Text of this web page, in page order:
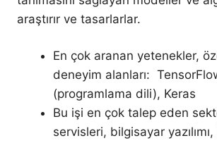
araştırır ve tasarlarlar.
En çok aranan yetenekler,
deneyim alanları:
(programlama dili), Keras
Bu işi en çok talep eden
servisleri, bilgisayar